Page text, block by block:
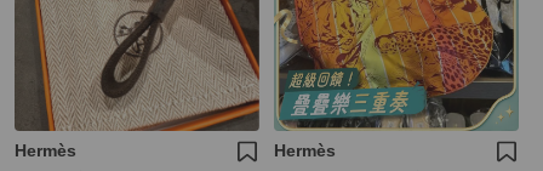
Hermès Hermès